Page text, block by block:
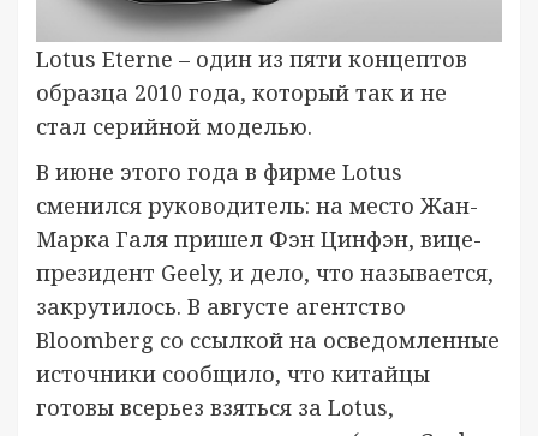
Lotus Eterne – один из пяти концептов
образца 2010 года, который так и не
стал серийной моделью.
В июне этого года в фирме Lotus
сменился руководитель: на место Жан-
Марка Галя пришел Фэн Цинфэн, вице-
президент Geely, и дело, что называется,
закрутилось. В августе агентство
Bloomberg со ссылкой на осведомленные
источники сообщило, что китайцы
готовы всерьез взяться за Lotus,